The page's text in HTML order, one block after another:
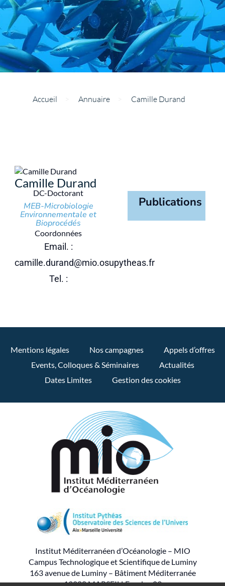
Accueil Annuaire Camille Durand
Camille Durand
DC-Doctorant
MEB-Microbiologie
Environnementale et
Bioprocédés
Coordonnées
Email. :
camille.durand@mio.osupytheas.fr
Tel. :
Publications
Mentions légales Nos campagnes
Appels d’offres
Events, Colloques & Séminaires
Actualités
Dates Limites
Gestion des cookies
Institut Méditerranéen d’Océanologie – MIO
Campus Technologique et Scientifique de Luminy
163 avenue de Luminy – Bâtiment Méditerranée
13288 MARSEILLE cedex 09